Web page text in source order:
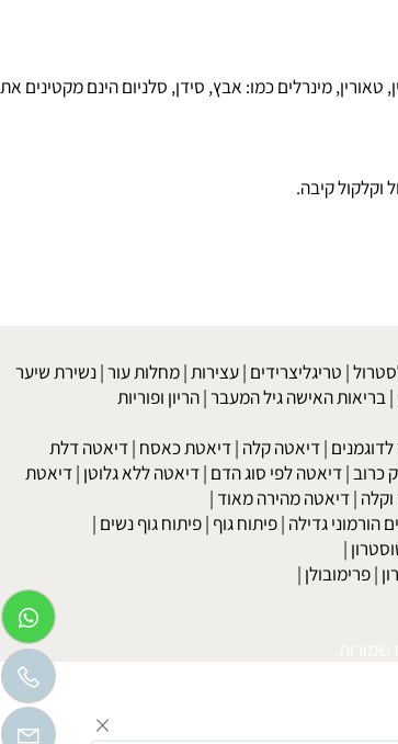
אנמיה, פגיעה בפוריות, מחלה מערכתית של מערכת
עצירות מחלות עור
האישה גיל המעבר|הריון ופוריות
|דיאטה קלה|דיאטת כאסח
|דיאטה לפי סוג הדם|דיאטה ללא גלוטן
|דיאטה מהירה מאוד
גדילה|